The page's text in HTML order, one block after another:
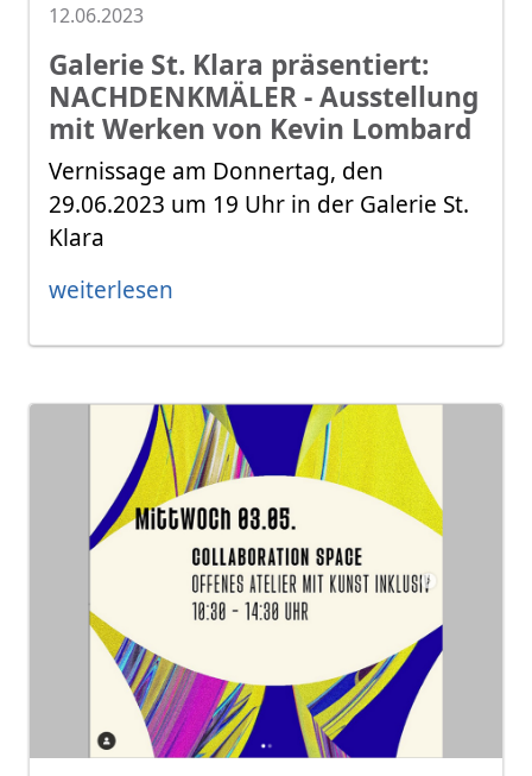
12.06.2023
Galerie St. Klara präsentiert:
NACHDENKMÄLER - Ausstellung
mit Werken von Kevin Lombard
Vernissage am Donnertag, den
29.06.2023 um 19 Uhr in der Galerie St.
Klara
weiterlesen